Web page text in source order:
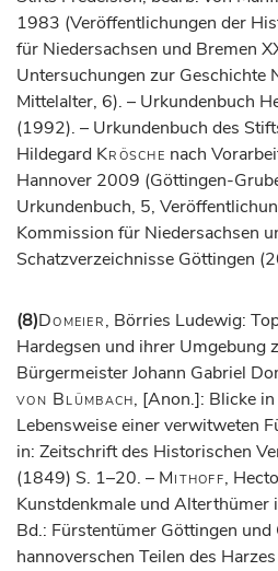
1983 (Veröffentlichungen der
für Niedersachsen und Bremen
Untersuchungen zur Geschichte
Mittelalter, 6). – Urkundenbuch
(1992). – Urkundenbuch des
Hildegard Krösche nach
Hannover 2009 (Göttingen-
Urkundenbuch, 5,
Kommission für Niedersachsen
Schatzverzeichnisse Göttingen
(8)Domeier, Börries Ludewig:
Hardegsen und ihrer Umgebung
Bürgermeister Johann Gabriel
von Blümbach, [Anon.]: Blicke
Lebensweise einer verwitweten
in: Zeitschrift des Historischen
(1849) S. 1–20. – Mithoff,
Kunstdenkmale und Alterthümer
Bd.: Fürstentümer Göttingen und
hannoverschen Teilen des